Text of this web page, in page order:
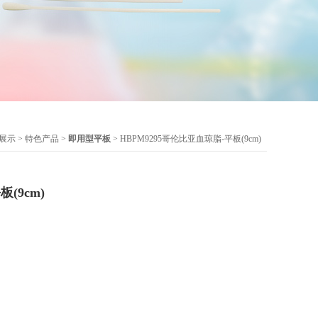
示 > 特色产品 > 即用型平板 > HBPM9295哥伦比亚血琼脂-平板(9cm)
(9cm)